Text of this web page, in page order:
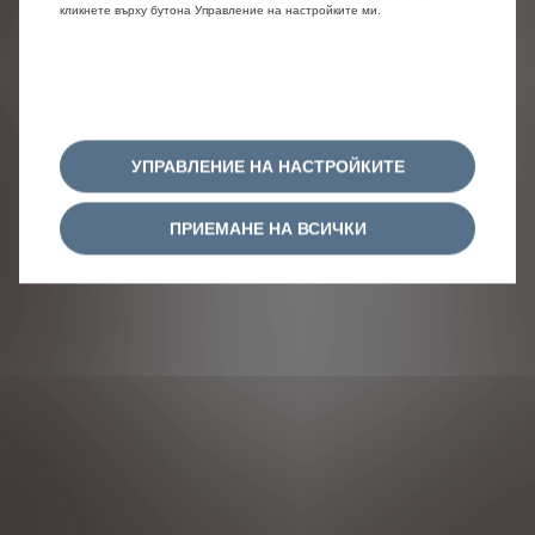
кликнете върху бутона Управление на настройките ми.
УПРАВЛЕНИЕ НА НАСТРОЙКИТЕ
ПРИЕМАНЕ НА ВСИЧКИ